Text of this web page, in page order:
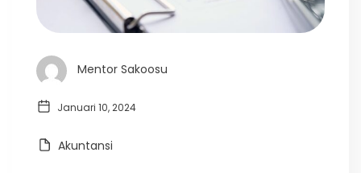
Mentor Sakoosu
Januari 10, 2024
Akuntansi